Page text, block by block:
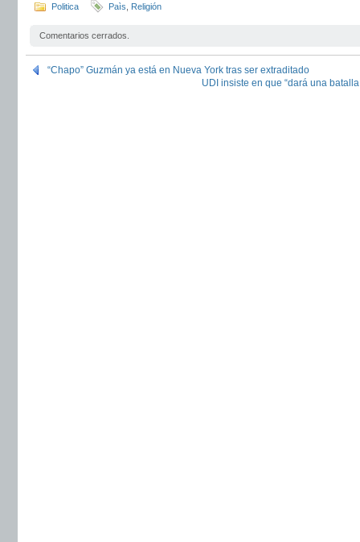
Politica Paìs Religión
Comentarios cerrados.
“Chapo” Guzmán ya está en Nueva York tras ser extraditado
UDI insiste en que “dará una